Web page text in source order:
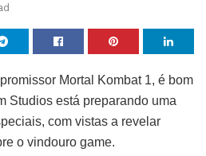
Mortal Kombat 1, é bom
Studios está preparando uma
com vistas a revelar
o vindouro game.